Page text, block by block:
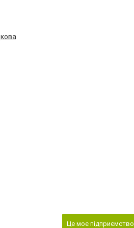
Це моє підприємство